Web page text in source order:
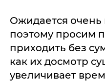
Ожидается
поэтому просим
приходить без
как их досмотр
увеличивает